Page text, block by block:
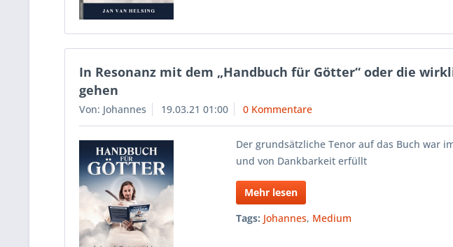
In Resonanz mit dem „Handbuch für Götter“ oder die
gehen
Von: Johannes 19.03.21 01:00 0 Kommentare
Der grundsätzliche Tenor auf das Buch war
und von Dankbarkeit erfüllt
Mehr lesen
Tags: Johannes, Medium